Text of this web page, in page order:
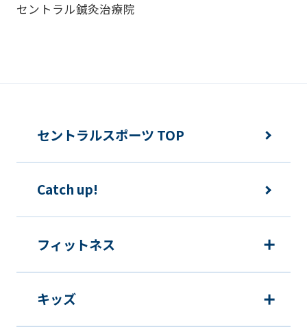
セントラル鍼灸治療院
セントラルスポーツ TOP
Catch up!
フィットネス
キッズ